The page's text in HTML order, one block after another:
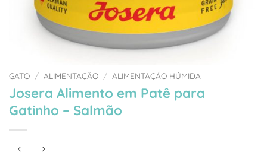
GATO / ALIMENTAÇÃO / ALIMENTAÇÃO HÚMIDA
Josera Alimento em Patê para
Gatinho – Salmão